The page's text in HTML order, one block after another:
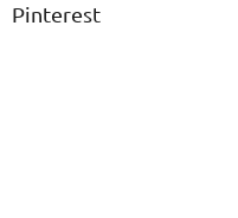
Pinterest